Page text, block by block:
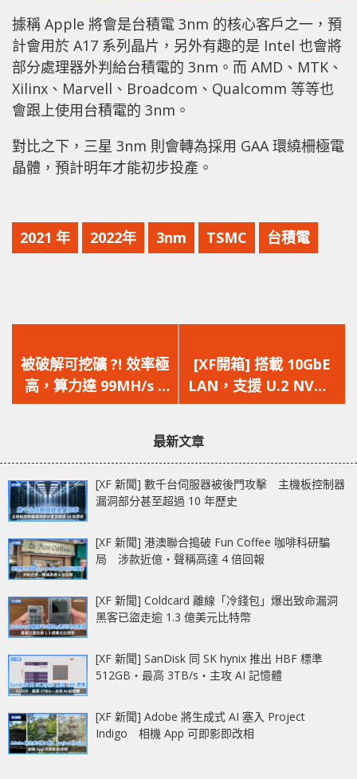
據稱 Apple 將會是台積電 3nm 的核心客戶之一，預
計會用於 A17 系列晶片，另外有趣的是 Intel 也會將
部分處理器外判給台積電的 3nm。而 AMD、MTK、
Xilinx、Marvell、Broadcom、Qualcomm 等等也
會跟上使用台積電的 3nm。
對比之下，三星 3nm 則會轉為採用 GAA 環繞柵極電
晶體，預計明年才能初步投產。
2021 年 2022年 3nm TSMC 台積電
一
篇
文
被破解可挖礦 ?! 效率極
高，算力達 99MH/s !!
SONY PS5 之後比顯示
一
篇
文
[XF開箱] 搭載 10GbE
LAN，支援 U.2 NVMe
SSD，QNAP TS-
最新文章
[XF 新聞] 數千台伺服器被後門攻擊 主機板控制器
漏洞部分甚至超過 10 年歷史
[XF 新聞] 港澳聯合搗破 Fun Coffee 咖啡科研騙
局 涉款近億‧聲稱高達 4 倍回報
[XF 新聞] Coldcard 離線「冷錢包」爆出致命漏洞
黑客已盜走逾 1.3 億美元比特幣
[XF 新聞] SanDisk 同 SK hynix 推出 HBF 標準
512GB‧最高 3TB/s‧主攻 AI 記憶體
[XF 新聞] Adobe 將生成式 AI 塞入 Project
Indigo 相機 App 可即影即改相